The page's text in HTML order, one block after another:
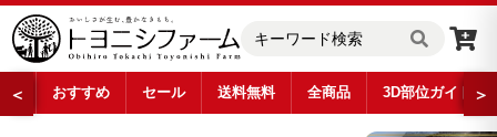
＜ おすすめ セール 送料無料 全商品 3D部位ガイド ＞